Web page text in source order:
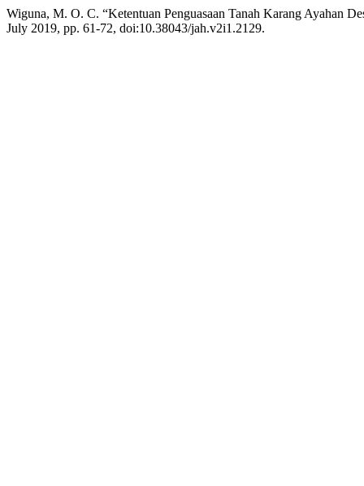
Wiguna, M. O. C. “Ketentuan Penguasaan Tanah Karang Ayahan
July 2019, pp. 61-72, doi:10.38043/jah.v2i1.2129.